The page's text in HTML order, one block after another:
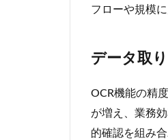
フローや規模
データ取
OCR機能の精
が増え、業務
的確認を組み